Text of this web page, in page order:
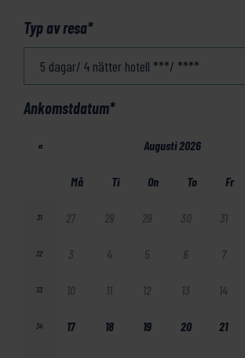
Typ av resa*
Ankomstdatum*
« Augusti 2026
Må Ti On To Fr
31 27 28 29 30 31
32 3 4 5 6 7
33 10 11 12 13 14
34 17 18 19 20 21